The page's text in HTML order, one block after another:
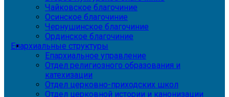
Чайковское благочиние
Осинское благочиние
Чернушинское благочиние
Ординское благочиние
Епархиальные структуры
Епархиальное управление
Отдел религиозного образования и
катехизации
Отдел церковно-приходских школ
Отдел церковной истории и канонизации